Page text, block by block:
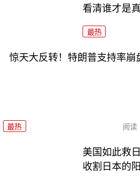
看清谁才是
最热
惊天大反转！特朗普支持率崩
最热 阅读
美国如此救
收割日本的阳